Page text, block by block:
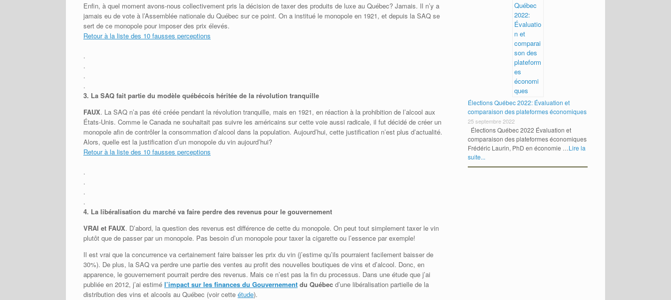
Enfin, à quel moment avons-nous collectivement pris la décision de taxer des produits de luxe au Québec? Jamais. Il n’y a
jamais eu de vote à l’Assemblée nationale du Québec sur ce point. On a institué le monopole en 1921, et depuis la SAQ se
sert de ce monopole pour imposer des prix élevés.
Retour à la liste des 10 fausses perceptions
.
.
.
.
3. La SAQ fait partie du modèle québécois héritée de la révolution tranquille
FAUX. La SAQ n’a pas été créée pendant la révolution tranquille, mais en 1921, en réaction à la prohibition de l’alcool aux
États-Unis. Comme le Canada ne souhaitait pas suivre les américains sur cette voie aussi radicale, il fut décidé de créer un
monopole afin de contrôler la consommation d’alcool dans la population. Aujourd’hui, cette justification n’est plus d’actualité.
Alors, quelle est la justification d’un monopole du vin aujourd’hui?
Retour à la liste des 10 fausses perceptions
.
.
.
.
4. La libéralisation du marché va faire perdre des revenus pour le gouvernement
VRAI et FAUX. D’abord, la question des revenus est différence de cette du monopole. On peut tout simplement taxer le vin
plutôt que de passer par un monopole. Pas besoin d’un monopole pour taxer la cigarette ou l’essence par exemple!
Il est vrai que la concurrence va certainement faire baisser les prix du vin (j’estime qu’ils pourraient facilement baisser de
30%). De plus, la SAQ va perdre une partie des ventes au profit des nouvelles boutiques de vins et d’alcool. Donc, en
apparence, le gouvernement pourrait perdre des revenus. Mais ce n’est pas la fin du processus. Dans une étude que j’ai
publiée en 2012, j’ai estimé l’impact sur les finances du Gouvernement du Québec d’une libéralisation partielle de la
distribution des vins et alcools au Québec (voir cette étude).
Élections Québec 2022: Évaluation et
comparaison des plateformes économiques
25 septembre 2022
Élections Québec 2022 Évaluation et
comparaison des plateformes économiques
Frédéric Laurin, PhD en économie …Lire la
suite...